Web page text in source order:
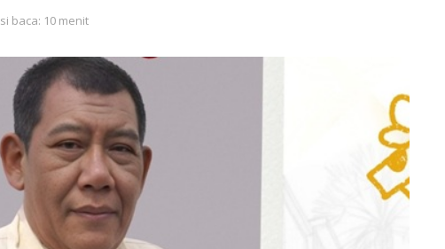
baca: 10 menit